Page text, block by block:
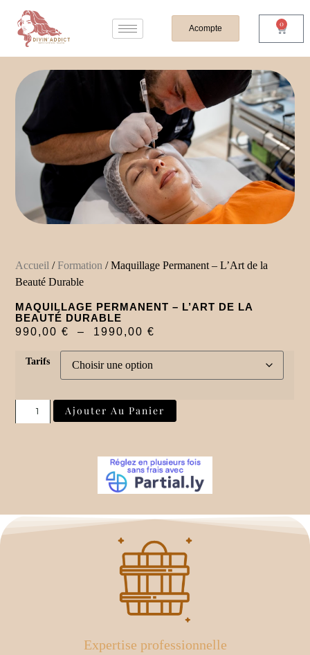
Acompte
0
Accueil /Formation / Maquillage Permanent – L’Art de la
Beauté Durable
MAQUILLAGE PERMANENT – L’ART DE LA
BEAUTÉ DURABLE
990,00€ – 1990,00€
Tarifs
Ajouter Au Panier
Expertise professionnelle